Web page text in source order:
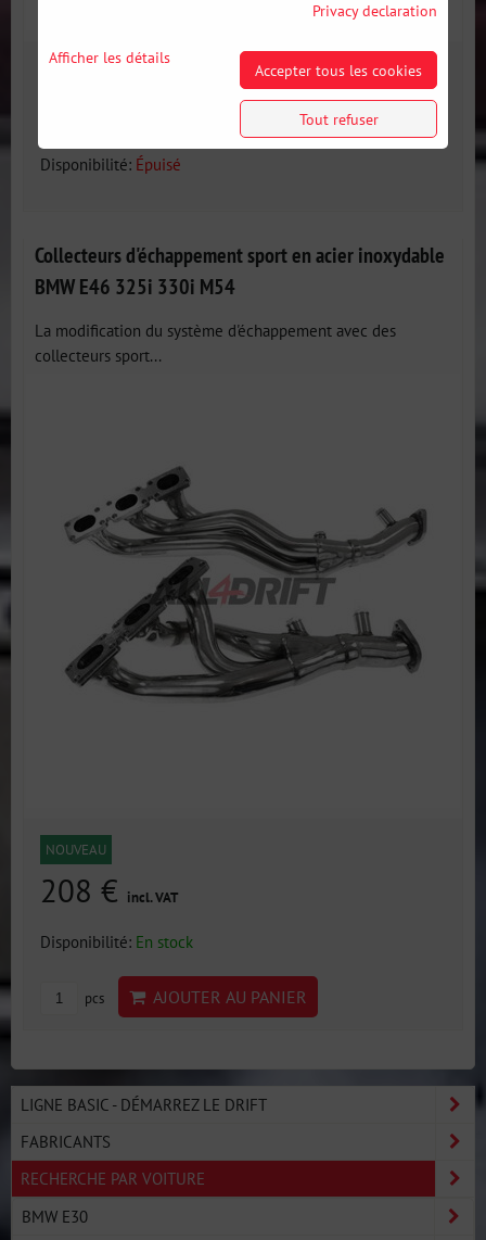
Disponibilité: Épuisé
Collecteurs d'échappement sport en acier inoxydable
BMW E46 325i 330i M54
La modification du système d'échappement avec des
collecteurs sport...
NOUVEAU
208 € incl. VAT
Disponibilité: En stock
pcs AJOUTER AU PANIER
LIGNE BASIC - DÉMARREZ LE DRIFT
FABRICANTS
RECHERCHE PAR VOITURE
BMW E30
Privacy declaration
Afficher les détails
Accepter tous les cookies
Tout refuser